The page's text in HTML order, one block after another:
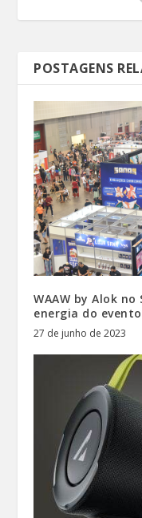
POSTAGENS
WAAW by Alok
energia do
27 de junho de 2023